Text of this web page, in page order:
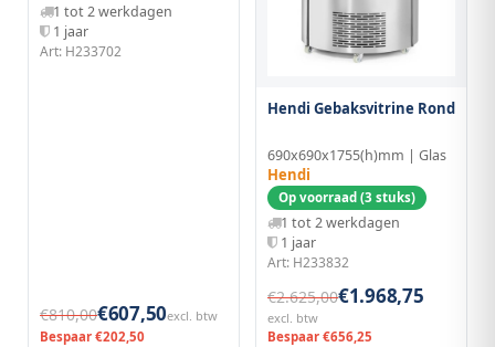
1 tot 2 werkdagen
1 jaar
Art: H233702
€810,00€607,50excl. btw
Bespaar €202,50
Hendi Gebaksvitrine Rond
690x690x1755(h)mm | Glas
Hendi
Op voorraad (3 stuks)
1 tot 2 werkdagen
1 jaar
Art: H233832
€2.625,00€1.968,75
excl. btw
Bespaar €656,25